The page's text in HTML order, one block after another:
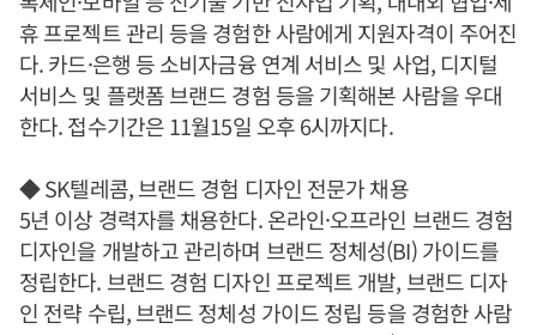
휴 프로젝트 관리 등을 경험한 사람에게 지원자격이 주어진
다. 카드·은행 등 소비자금융 연계 서비스 및 사업, 디지털
서비스 및 플랫폼 브랜드 경험 등을 기획해본 사람을 우대
한다. 접수기간은 11월15일 오후 6시까지다.
◆ SK텔레콤, 브랜드 경험 디자인 전문가 채용
5년 이상 경력자를 채용한다. 온라인·오프라인 브랜드 경험
디자인을 개발하고 관리하며 브랜드 정체성(BI) 가이드를
정립한다. 브랜드 경험 디자인 프로젝트 개발, 브랜드 디자
인 전략 수립, 브랜드 정체성 가이드 정립 등을 경험한 사람